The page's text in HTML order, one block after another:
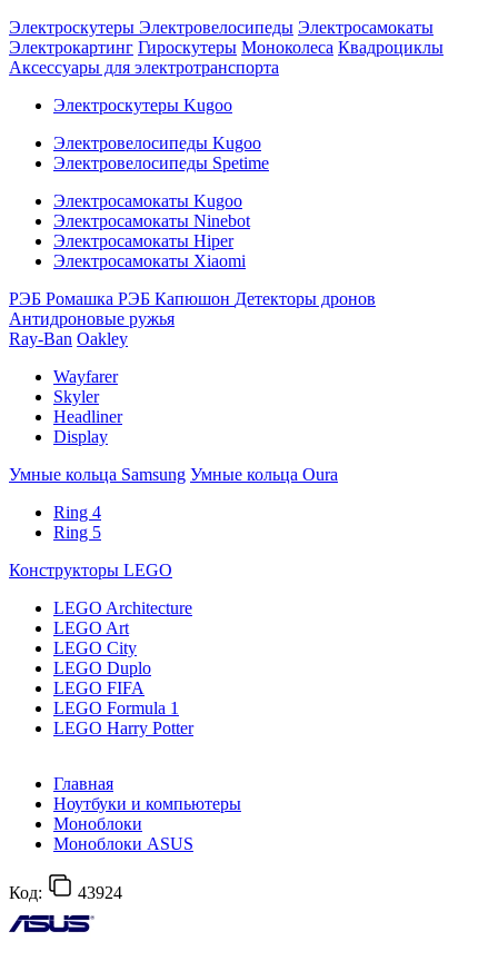
Электроскутеры Электровелосипеды Электросамокаты
Электрокартинг Гироскутеры Моноколеса Квадроциклы
Аксессуары для электротранспорта
Электроскутеры Kugoo
Электровелосипеды Kugoo
Электровелосипеды Spetime
Электросамокаты Kugoo
Электросамокаты Ninebot
Электросамокаты Hiper
Электросамокаты Xiaomi
РЭБ Ромашка РЭБ Капюшон Детекторы дронов
Антидроновые ружья
Ray-Ban Oakley
Wayfarer
Skyler
Headliner
Display
Умные кольца Samsung Умные кольца Oura
Ring 4
Ring 5
Конструкторы LEGO
LEGO Architecture
LEGO Art
LEGO City
LEGO Duplo
LEGO FIFA
LEGO Formula 1
LEGO Harry Potter
Главная
Ноутбуки и компьютеры
Моноблоки
Моноблоки ASUS
Код: 43924